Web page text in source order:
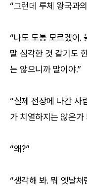
“그런데 루체 왕국과
“나도 도통 모르겠어.
말 심각한 것 같기도
는 않으니까 말이야.”
“실제 전장에 나간 사
가 치열하지는 않은가
“왜?”
“생각해 봐. 뭐 옛날